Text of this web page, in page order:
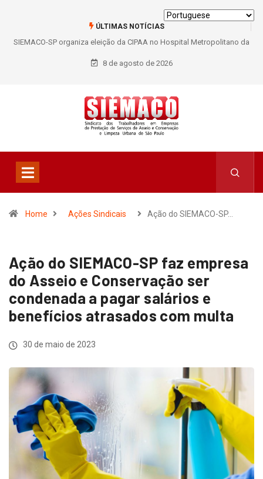
ÚLTIMAS NOTÍCIAS
SIEMACO-SP organiza eleição da CIPAA no Hospital Metropolitano da
Lapa e fortalece participação dos trabalhadores
8 de agosto de 2026
Home Ações Sindicais Ação do SIEMACO-SP…
Ação do SIEMACO-SP faz empresa
do Asseio e Conservação ser
condenada a pagar salários e
benefícios atrasados com multa
30 de maio de 2023